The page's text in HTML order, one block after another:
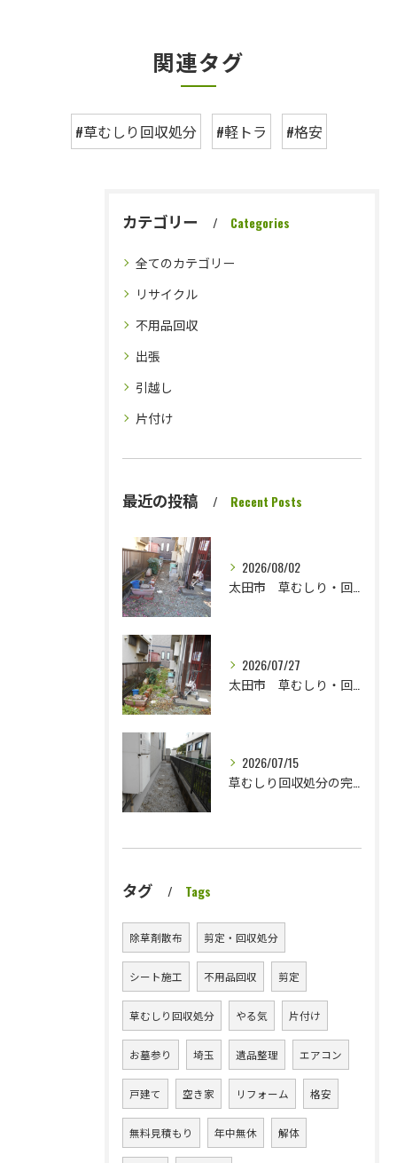
関連タグ
#草むしり回収処分 #軽トラ #格安
カテゴリー Categories
全てのカテゴリー
リサイクル
不用品回収
出張
引越し
片付け
最近の投稿 Recent Posts
2026/08/02
2026/07/27
2026/07/15
タグ Tags
除草剤散布 剪定・回収処分
シート施工 不用品回収 剪定
草むしり回収処分 やる気 片付け
お墓参り 埼玉 遺品整理 エアコン
戸建て 空き家 リフォーム 格安
無料見積もり 年中無休 解体